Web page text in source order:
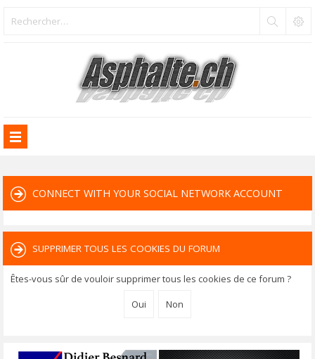
CONNECT WITH YOUR SOCIAL NETWORK ACCOUNT
SUPPRIMER TOUS LES COOKIES DU FORUM
Êtes-vous sûr de vouloir supprimer tous les cookies de ce forum ?